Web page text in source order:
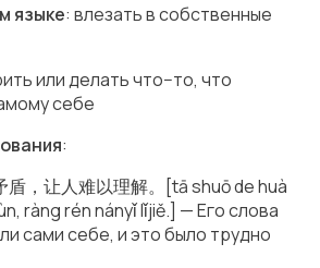
языке: влезать в собственные
или делать что−то, что
себе
:
盾，让人难以理解。[tā shuō de huà
ràng rén nányǐ lǐjiě.] — Его слова
сами себе, и это было трудно